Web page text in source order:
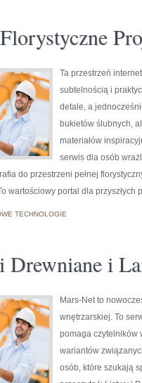
Ta przestrzeń
subtelnością i
detale, a
bukietów ślubnych,
materiałów
serwis dla osób
do przestrzeni pełnej
wartościowy portal dla przyszłych
TECHNOLOGIE
Drewniane i
Mars-Net to
wnętrzarskiej. To
pomaga czytelników
wariantów
osób, które szukają